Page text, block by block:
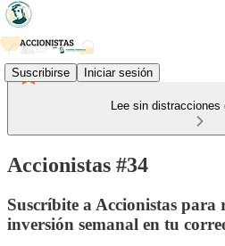
Suscribirse Iniciar sesión
Lee sin
Accionistas #34
Suscríbite a Accionistas para
inversión semanal en tu